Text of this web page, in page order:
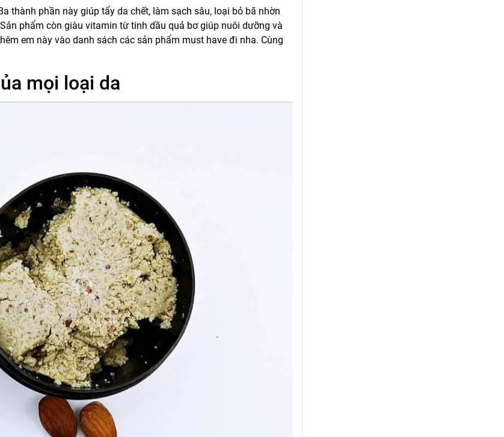
thành phần này giúp tẩy da chết, làm sạch sâu, loại bỏ bã nhờn
phẩm còn giàu vitamin từ tinh dầu quả bơ giúp nuôi dưỡng và
em này vào danh sách các sản phẩm must have đi nha. Cùng
mọi loại da